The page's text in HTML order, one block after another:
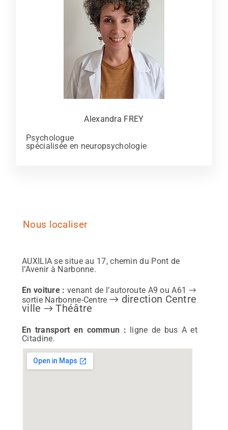
Alexandra FREY
Psychologue
spécialisée en neuropsychologie
Nous localiser
AUXILIA se situe au 17, chemin du Pont de
l’Avenir à Narbonne.
En voiture : venant de l’autoroute A9 ou A61 →
sortie Narbonne-Centre → direction Centre
ville →Théâtre
En transport en commun : ligne de bus A et
Citadine.